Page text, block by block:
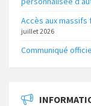
Accès aux
juillet 2026
Communiqué